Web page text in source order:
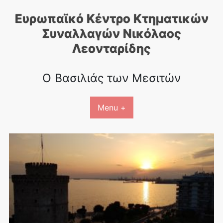
Ευρωπαϊκό Κέντρο Κτηματικών
Συναλλαγών Nικόλαος
Λεονταρίδης
Ο Βασιλιάς των Μεσιτών
Menu +